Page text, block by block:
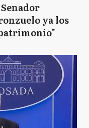
ya los